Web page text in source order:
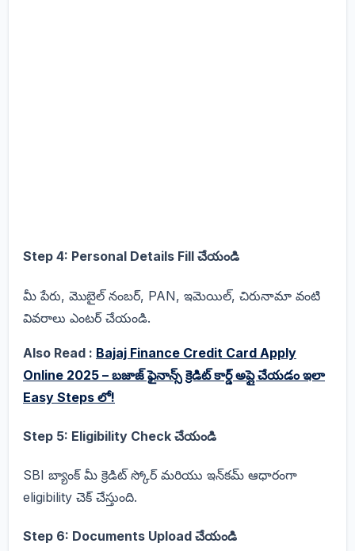
Step 4: Personal Details Fill చేయండి
మీ పేరు, మొబైల్ నంబర్, PAN, ఇమెయిల్, చిరునామా వంటి
వివరాలు ఎంటర్ చేయండి.
Also Read : Bajaj Finance Credit Card Apply
Online 2025 – బజాజ్ ఫైనాన్స్ క్రెడిట్ కార్డ్ అప్లై చేయడం ఇలా
Easy Steps లో!
Step 5: Eligibility Check చేయండి
SBI బ్యాంక్ మీ క్రెడిట్ స్కోర్ మరియు ఇన్‌కమ్ ఆధారంగా
eligibility చెక్ చేస్తుంది.
Step 6: Documents Upload చేయండి